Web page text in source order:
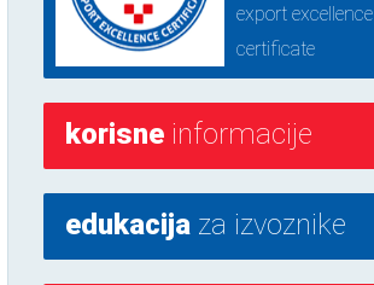
export excellence
certificate
korisne informacije
edukacija za izvoznike